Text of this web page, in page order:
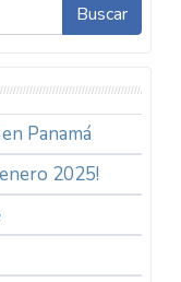
Buscar
Panamá
2025!